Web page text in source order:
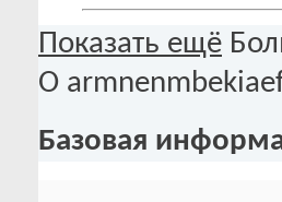
Показать ещё
О
Базовая